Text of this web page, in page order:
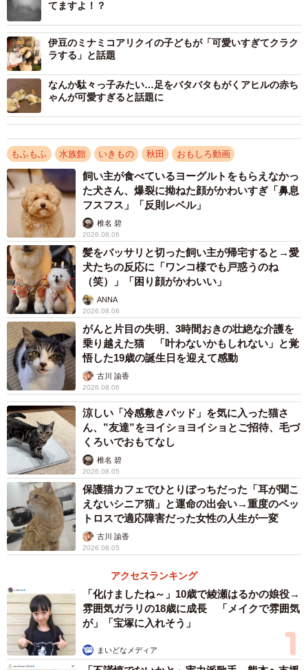
（17歳）と繁殖期を順調に過ごし昨秋から妊娠・出産を想
定して産室におこもりしていました。
そして、飼育下での出産例が多い時期も過ぎて職員もや
きもきしていた12月26日、ついに出産が確認されました。
が、その喜びを伝えるはずの動画には「生後48時間以内の
死亡例がとても多い」との説明が…。3日後にようやく「こ
こまで生存できているので、ある程度授乳はできている。
少しほっとした」との飼育員コメントが入り、インターネ
ットで画面越しに見守る人たちもひと安心。以来、母子の
ありのままの姿を日々公開する同館の思い、親子の様子を
飼育員の田口清太朗さんに聞きました。
最初は気付かず…ビデオで「鳴き声がする！」
「産んでる！」
－おめでとうございます！もう正直諦めかけていました。
出産確認の状況は？
「実は朝、映像を見た時には出産に気付かなかったんで
す。あとで夜間の録画を確認した担当者が『鳴き声がす
る！』と。さらに巻き戻してみると、赤ちゃんをくわえた
ユキが産室に入ってくる姿が映っていて、『産んでる！』
と…」
赤ちゃん誕生を速報する動画
－産んだ瞬間は映らず？
てますよ！？
伊豆のミナミコアリクイの子どもが「可愛いすぎてクラク
ラする」と話題
なんか駄々っ子みたい…足をバタバタもがくアヒルの赤ち
ゃんが可愛すぎると話題に
もふもふ 水族館 いきもの 秋田 おもしろ動画
飼い主が食べているヨーグルトをもらえなかっ
た犬さん、爆裂に拗ねた顔がかわいすぎ「鼻息
フスフス」「反則レベル」
椎名 碧
2026.08.06
髪をバッサリと切った飼い主が帰宅すると→愛
犬たちの反応に「ワンコ様でも戸惑うのね
（笑）」「困り顔がかわいい」
ANNA
2026.08.06
がんと片目の失明、3時間おきの壮絶な介護を
乗り越えた猫 「叶わないかもしれない」と覚
悟した19歳の誕生日を迎えて感動
古川 諭香
2026.08.06
涼しい「冷感敷きパッド」を気に入った猫さ
ん、”友達”をヨイショヨイショとご招待、毛づ
くろいでおもてなし
椎名 碧
2026.08.05
保護猫カフェでひとりぼっちだった「耳が聞こ
えないシニア猫」と運命の出会い→重度のペッ
トロスで適応障害だった女性の人生が一変
古川 諭香
2026.08.05
アクセスランキング
「化けましたね～」10歳で綾瀬はるかの娘役→
雰囲気ガラリの18歳に成長 「メイクで雰囲気
が」「宝塚に入れそう」
まいどなメディア